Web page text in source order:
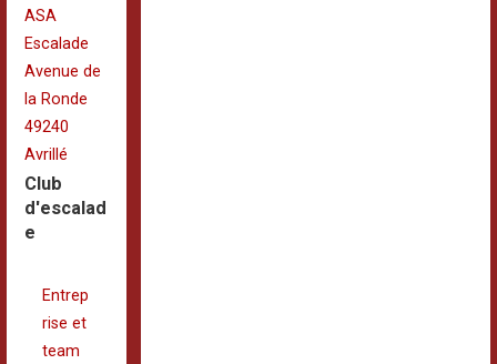
ASA
Escalade
Avenue de
la Ronde
49240
Avrillé
Club
d'escalad
e
Entrep
rise et
team